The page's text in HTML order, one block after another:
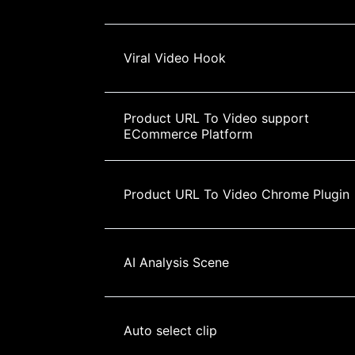
Viral Video Hook
Product URL To Video support
ECommerce Platform
Product URL To Video Chrome Plugin
AI Analysis Scene
Auto select clip